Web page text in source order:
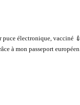
puce électronique, vacciné
à mon passeport